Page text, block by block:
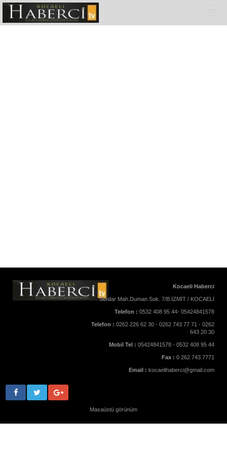
Kocaeli Haberci
Serdar Mah.Duman Sok. 7/B İZMİT / KOCAELİ
Telefon : 0532 408 95 44- 05424841578
Telefon : 0262 226 62 30 - 0262 743 77 71 - 0262
643 20 30
Mobil Tel : 05424841578 - 0532 408 95 44
Fax : 0 262 743 7771
Email : kocaelihaberci@gmail.com
Masaüstü görünüm